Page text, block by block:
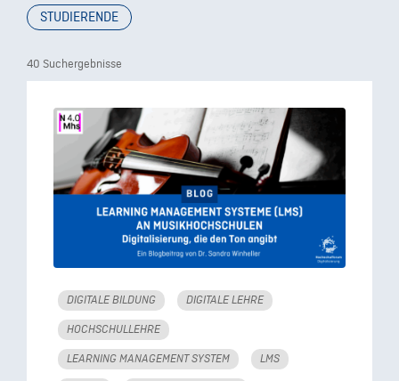
40 Suchergebnisse
DIGITALE BILDUNG DIGITALE LEHRE
HOCHSCHULLEHRE
LEARNING MANAGEMENT SYSTEM LMS
STUDIERENDE